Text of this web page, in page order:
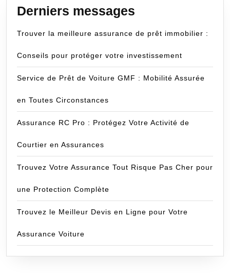
Derniers messages
Trouver la meilleure assurance de prêt immobilier :
Conseils pour protéger votre investissement
Service de Prêt de Voiture GMF : Mobilité Assurée
en Toutes Circonstances
Assurance RC Pro : Protégez Votre Activité de
Courtier en Assurances
Trouvez Votre Assurance Tout Risque Pas Cher pour
une Protection Complète
Trouvez le Meilleur Devis en Ligne pour Votre
Assurance Voiture